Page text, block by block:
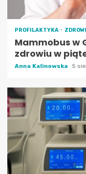
PROFILAKTYKA
Mammobus w
zdrowiu w
Anna Kalinowska 5